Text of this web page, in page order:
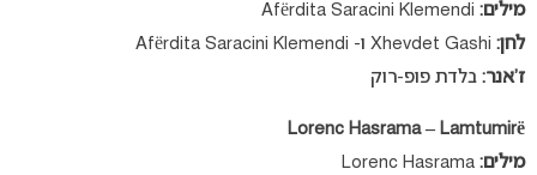
מילים:
לחן:
ז’אנר: בלדת פופ-רוק
Lorenc Hasrama – Lamtumirë
מילים: